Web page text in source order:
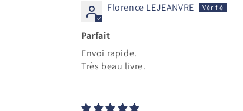
Florence LEJEANVRE
Parfait
Envoi rapide.
Très beau livre.